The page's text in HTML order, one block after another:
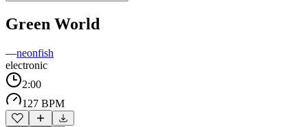
Green World
—neonfish
electronic
2:00
127 BPM